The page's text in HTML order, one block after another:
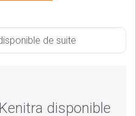
de suite
disponible